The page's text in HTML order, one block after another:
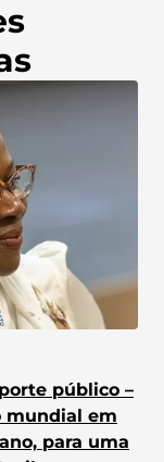
público –
mundial em
para uma